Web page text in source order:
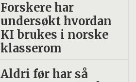
Forskere har
undersøkt hvordan
KI brukes i norske
klasserom
Aldri før har så